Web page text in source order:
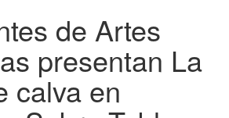
de Artes
presentan La
calva en